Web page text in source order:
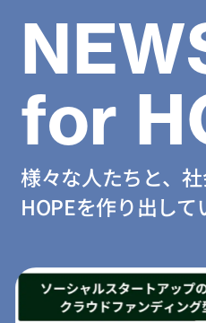
for
様々な人たちと、
HOPEを作り出して